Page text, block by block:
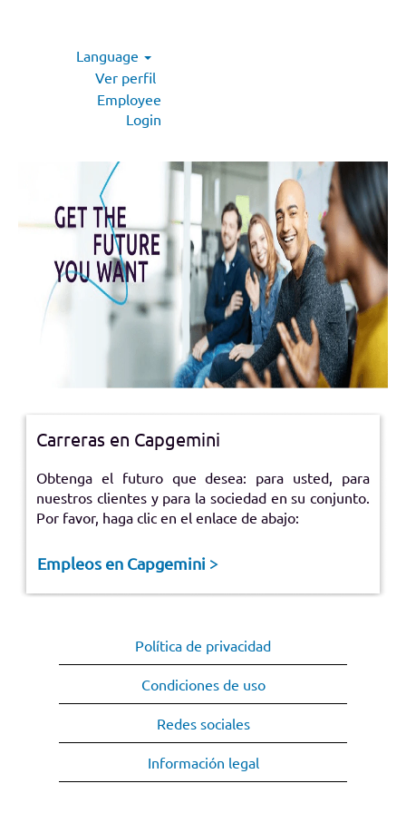
Language
Ver perfil
Employee
Login
Carreras en Capgemini
Obtenga el futuro que desea: para usted, para
nuestros clientes y para la sociedad en su conjunto.
Por favor, haga clic en el enlace de abajo:
Empleos en Capgemini >
Política de privacidad
Condiciones de uso
Redes sociales
Información legal